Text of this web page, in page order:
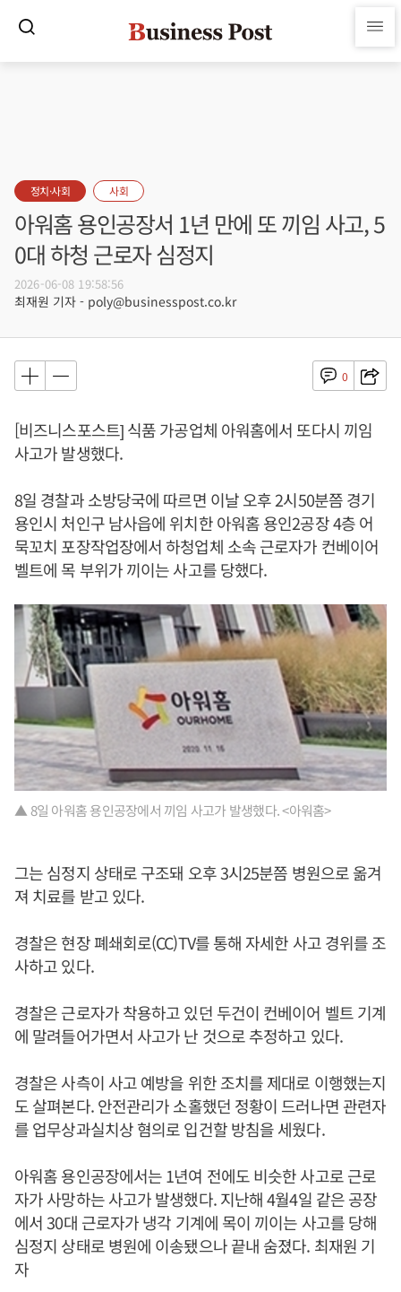
정치·사회 사회
아워홈 용인공장서 1년 만에 또 끼임 사고, 5
0대 하청 근로자 심정지
2026-06-08 19:58:56
최재원 기자 - poly@businesspost.co.kr
0
[비즈니스포스트] 식품 가공업체 아워홈에서 또다시 끼임
사고가 발생했다.
8일 경찰과 소방당국에 따르면 이날 오후 2시50분쯤 경기
용인시 처인구 남사읍에 위치한 아워홈 용인2공장 4층 어
묵꼬치 포장작업장에서 하청업체 소속 근로자가 컨베이어
벨트에 목 부위가 끼이는 사고를 당했다.
▲ 8일 아워홈 용인공장에서 끼임 사고가 발생했다. <아워홈>
그는 심정지 상태로 구조돼 오후 3시25분쯤 병원으로 옮겨
져 치료를 받고 있다.
경찰은 현장 폐쇄회로(CC)TV를 통해 자세한 사고 경위를 조
사하고 있다.
경찰은 근로자가 착용하고 있던 두건이 컨베이어 벨트 기계
에 말려들어가면서 사고가 난 것으로 추정하고 있다.
경찰은 사측이 사고 예방을 위한 조치를 제대로 이행했는지
도 살펴본다. 안전관리가 소홀했던 정황이 드러나면 관련자
를 업무상과실치상 혐의로 입건할 방침을 세웠다.
아워홈 용인공장에서는 1년여 전에도 비슷한 사고로 근로
자가 사망하는 사고가 발생했다. 지난해 4월4일 같은 공장
에서 30대 근로자가 냉각 기계에 목이 끼이는 사고를 당해
심정지 상태로 병원에 이송됐으나 끝내 숨졌다. 최재원 기
자